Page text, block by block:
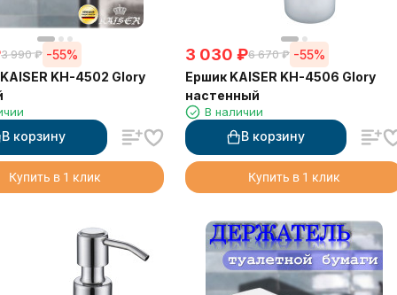
3 990 ₽ -55%
KH-4502 Glory
В корзину
Купить в 1 клик
3 030 ₽6 670 ₽ -55%
Ершик KAISER KH-4506 Glory
настенный
В наличии
В корзину
Купить в 1 клик